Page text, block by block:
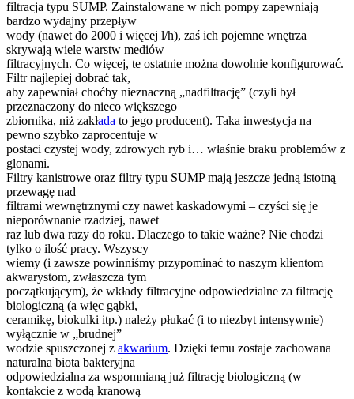
filtracja typu SUMP. Zainstalowane w nich pompy zapewniają
bardzo wydajny przepływ
wody (nawet do 2000 i więcej l/h), zaś ich pojemne wnętrza
skrywają wiele warstw mediów
filtracyjnych. Co więcej, te ostatnie można dowolnie konfigurować.
Filtr najlepiej dobrać tak,
aby zapewniał choćby nieznaczną „nadfiltrację” (czyli był
przeznaczony do nieco większego
zbiornika, niż zakłada to jego producent). Taka inwestycja na
pewno szybko zaprocentuje w
postaci czystej wody, zdrowych ryb i… właśnie braku problemów z
glonami.
Filtry kanistrowe oraz filtry typu SUMP mają jeszcze jedną istotną
przewagę nad
filtrami wewnętrznymi czy nawet kaskadowymi – czyści się je
nieporównanie rzadziej, nawet
raz lub dwa razy do roku. Dlaczego to takie ważne? Nie chodzi
tylko o ilość pracy. Wszyscy
wiemy (i zawsze powinniśmy przypominać to naszym klientom
akwarystom, zwłaszcza tym
początkującym), że wkłady filtracyjne odpowiedzialne za filtrację
biologiczną (a więc gąbki,
ceramikę, biokulki itp.) należy płukać (i to niezbyt intensywnie)
wyłącznie w „brudnej”
wodzie spuszczonej z akwarium. Dzięki temu zostaje zachowana
naturalna biota bakteryjna
odpowiedzialna za wspomnianą już filtrację biologiczną (w
kontakcie z wodą kranową